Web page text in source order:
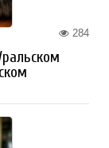
284